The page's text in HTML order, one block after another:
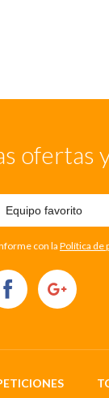
ofertas
con la Política de